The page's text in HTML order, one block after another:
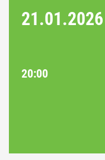
21.01.2026
20:00